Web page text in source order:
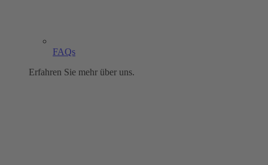
FAQs
Erfahren Sie mehr über uns.